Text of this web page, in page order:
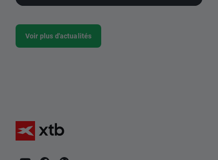
Voir plus d'actualités